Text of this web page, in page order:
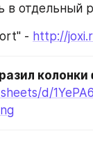
в отдельный
- http://
колонки
d/